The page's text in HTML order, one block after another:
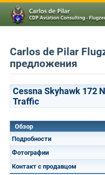
Carlos de Pilar
предложения
Cessna Skyhawk 172
Traffic
Обзор
Подробности
Фотографии
Контакт с продавцом